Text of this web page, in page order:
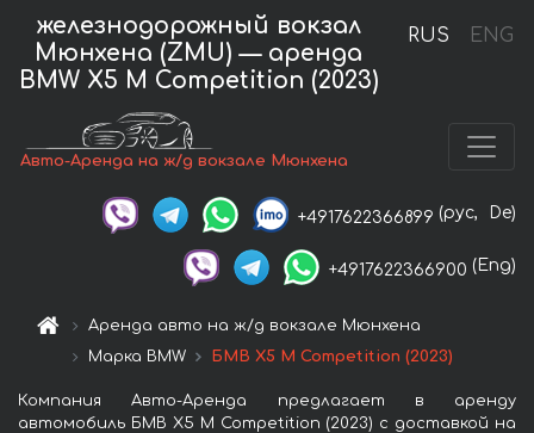
RUS ENG
железнодорожный вокзал
Мюнхена (ZMU) — аренда
BMW X5 M Competition (2023)
Авто-Аренда на ж/д вокзале Мюнхена
+4917622366899 (рус, De)
+4917622366900 (Eng)
Аренда авто на ж/д вокзале Мюнхена
Марка BMW
БМВ X5 M Competition (2023)
Компания Авто-Аренда предлагает в аренду
автомобиль БМВ X5 M Competition (2023) с доставкой на